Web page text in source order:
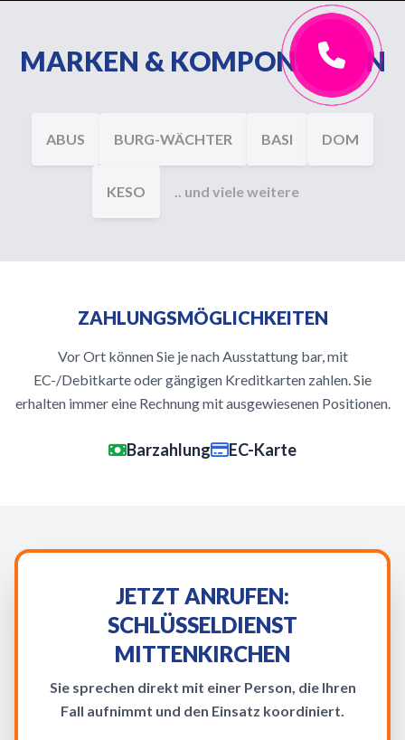
MARKEN & KOMPONENTEN
ABUS BURG-WÄCHTER BASI DOM
KESO .. und viele weitere
ZAHLUNGSMÖGLICHKEITEN
Vor Ort können Sie je nach Ausstattung bar, mit
EC-/Debitkarte oder gängigen Kreditkarten zahlen. Sie
erhalten immer eine Rechnung mit ausgewiesenen Positionen.
Barzahlung EC-Karte
JETZT ANRUFEN:
SCHLÜSSELDIENST
MITTENKIRCHEN
Sie sprechen direkt mit einer Person, die Ihren
Fall aufnimmt und den Einsatz koordiniert.